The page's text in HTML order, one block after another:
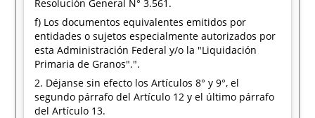
Resolución General N° 3.561.
f) Los documentos equivalentes emitidos por
entidades o sujetos especialmente autorizados por
esta Administración Federal y/o la "Liquidación
Primaria de Granos".".
2. Déjanse sin efecto los Artículos 8° y 9°, el
segundo párrafo del Artículo 12 y el último párrafo
del Artículo 13.